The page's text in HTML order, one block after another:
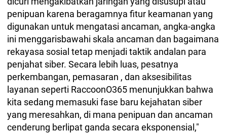
penipuan karena beragamnya fitur keamanan yang
digunakan untuk mengatasi ancaman, angka-angka
ini menggarisbawahi skala ancaman dan bagaimana
rekayasa sosial tetap menjadi taktik andalan para
penjahat siber. Secara lebih luas, pesatnya
perkembangan, pemasaran , dan aksesibilitas
layanan seperti RaccoonO365 menunjukkan bahwa
kita sedang memasuki fase baru kejahatan siber
yang meresahkan, di mana penipuan dan ancaman
cenderung berlipat ganda secara eksponensial,"